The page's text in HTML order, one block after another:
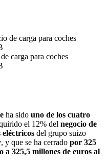
carga para coches
ha sido uno de los cuatro
el 12% del negocio de
eléctricos del grupo suizo
, y que se ha cerrado por 325
a 325,5 millones de euros al